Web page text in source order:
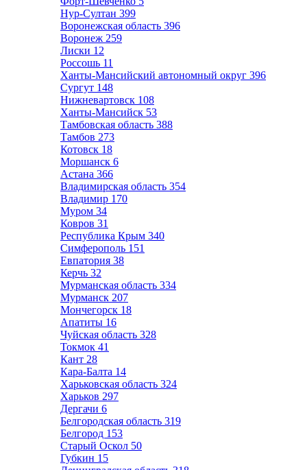
Нур-Султан 399
Воронежская область 396
Воронеж 259
Лиски 12
Россошь 11
Ханты-Мансийский автономный округ 396
Сургут 148
Нижневартовск 108
Ханты-Мансийск 53
Тамбовская область 388
Тамбов 273
Котовск 18
Моршанск 6
Астана 366
Владимирская область 354
Владимир 170
Муром 34
Ковров 31
Республика Крым 340
Симферополь 151
Евпатория 38
Керчь 32
Мурманская область 334
Мурманск 207
Мончегорск 18
Апатиты 16
Чуйская область 328
Токмок 41
Кант 28
Кара-Балта 14
Харьковская область 324
Харьков 297
Дергачи 6
Белгородская область 319
Белгород 153
Старый Оскол 50
Губкин 15